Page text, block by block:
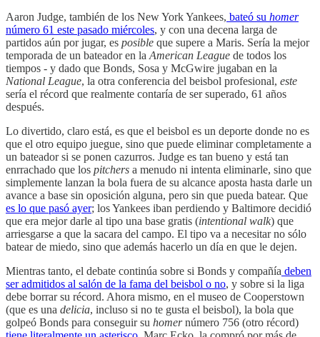
Aaron Judge, también de los New York Yankees, bateó su homer
número 61 este pasado miércoles, y con una decena larga de
partidos aún por jugar, es posible que supere a Maris. Sería la mejor
temporada de un bateador en la American League de todos los
tiempos - y dado que Bonds, Sosa y McGwire jugaban en la
National League, la otra conferencia del beisbol profesional, este
sería el récord que realmente contaría de ser superado, 61 años
después.
Lo divertido, claro está, es que el beisbol es un deporte donde no es
que el otro equipo juegue, sino que puede eliminar completamente a
un bateador si se ponen cazurros. Judge es tan bueno y está tan
enrrachado que los pitchers a menudo ni intenta eliminarle, sino que
simplemente lanzan la bola fuera de su alcance aposta hasta darle un
avance a base sin oposición alguna, pero sin que pueda batear. Que
es lo que pasó ayer; los Yankees iban perdiendo y Baltimore decidió
que era mejor darle al tipo una base gratis (intentional walk) que
arriesgarse a que la sacara del campo. El tipo va a necesitar no sólo
batear de miedo, sino que además hacerlo un día en que le dejen.
Mientras tanto, el debate continúa sobre si Bonds y compañía deben
ser admitidos al salón de la fama del beisbol o no, y sobre si la liga
debe borrar su récord. Ahora mismo, en el museo de Cooperstown
(que es una delicia, incluso si no te gusta el beisbol), la bola que
golpeó Bonds para conseguir su homernúmero 756 (otro récord)